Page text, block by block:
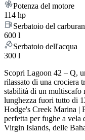
Potenza del motore
114 hp
Serbatoio del
600 l
Serbatoio dell'acqua
300 l
Scopri Lagoon 42 – Q,
rilassato di una crociera
stabilità di un multiscafo
lunghezza fuori tutto di
Hodge's Creek Marina |
perfetta per fughe a vela
Virgin Islands, delle